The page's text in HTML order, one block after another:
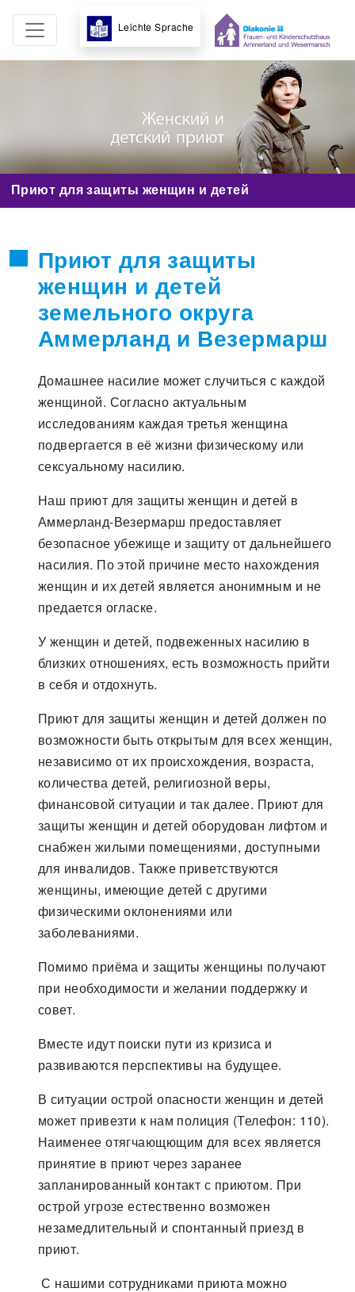
Приют для защиты женщин и детей
Приют для защиты
женщин и детей
земельного округа
Аммерланд и Везермарш
Домашнее насилие может случиться с каждой
женщиной. Согласно актуальным
исследованиям каждая третья женщина
подвергается в её жизни физическому или
сексуальному насилию.
Наш приют для защиты женщин и детей в
Аммерланд-Везермарш предоставляет
безопасное убежище и защиту от дальнейшего
насилия. По этой причине место нахождения
женщин и их детей является анонимным и не
предается огласке.
У женщин и детей, подвеженных насилию в
близких отношениях, есть возможность прийти
в себя и отдохнуть.
Приют для защиты женщин и детей должен по
возможности быть открытым для всех женщин,
независимо от их происхождения, возраста,
количества детей, религиозной веры,
финансовой ситуации и так далее. Приют для
защиты женщин и детей оборудован лифтом и
снабжен жилыми помещениями, доступными
для инвалидов. Также приветствуются
женщины, имеющие детей с другими
физическими оклонениями или
заболеваниями.
Помимо приёма и защиты женщины получают
при необходимости и желании поддержку и
совет.
Вместе идут поиски пути из кризиса и
развиваются перспективы на будущее.
В ситуации острой опасности женщин и детей
может привезти к нам полиция (Телефон: 110).
Наименее отягчающющим для всех является
принятие в приют через заранее
запланированный контакт с приютом. При
острой угрозе естественно возможен
незамедлительный и спонтанный приезд в
приют.
С нашими сотрудниками приюта можно
Leichte Sprache